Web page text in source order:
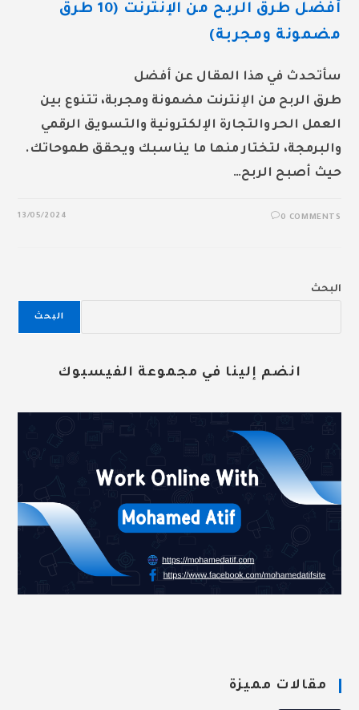
أفضل طرق الربح من الإنترنت (10 طرق
مضمونة ومجربة)
سأتحدث في هذا المقال عن أفضل
طرق الربح من الإنترنت مضمونة ومجربة، تتنوع بين
العمل الحر والتجارة الإلكترونية والتسويق الرقمي
والبرمجة، لتختار منها ما يناسبك ويحقق طموحاتك.
حيث أصبح الربح…
0 COMMENTS
13/05/2024
البحث
البحث
انضم إلينا في مجموعة الفيسبوك
مقالات مميزة